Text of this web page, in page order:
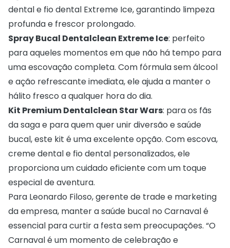
dental e fio dental Extreme Ice, garantindo limpeza
profunda e frescor prolongado.
Spray Bucal Dentalclean Extreme Ice: perfeito
para aqueles momentos em que não há tempo para
uma escovação completa. Com fórmula sem álcool
e ação refrescante imediata, ele ajuda a manter o
hálito fresco a qualquer hora do dia.
Kit Premium Dentalclean Star Wars: para os fãs
da saga e para quem quer unir diversão e saúde
bucal, este kit é uma excelente opção. Com escova,
creme dental e fio dental personalizados, ele
proporciona um cuidado eficiente com um toque
especial de aventura.
Para Leonardo Filoso, gerente de trade e marketing
da empresa, manter a saúde bucal no Carnaval é
essencial para curtir a festa sem preocupações. “O
Carnaval é um momento de celebração e